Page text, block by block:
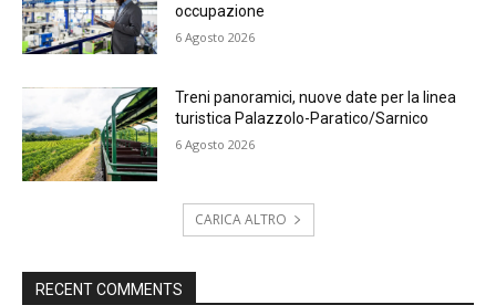
occupazione
6 Agosto 2026
Treni panoramici, nuove date per la linea
turistica Palazzolo-Paratico/Sarnico
6 Agosto 2026
CARICA ALTRO
RECENT COMMENTS